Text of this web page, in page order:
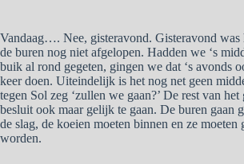
Vandaag…. Nee, gisteravond. Gisteravond was
de buren nog niet afgelopen. Hadden we ‘s
buik al rond gegeten, gingen we dat ‘s avonds
keer doen. Uiteindelijk is het nog net geen
tegen Sol zeg ‘zullen we gaan?’ De rest van het
besluit ook maar gelijk te gaan. De buren gaan
de slag, de koeien moeten binnen en ze moeten
worden.